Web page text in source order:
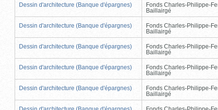
Dessin d'architecture (Banque d'épargnes)
Fonds Charles-Philippe-
Baillairgé
Dessin d'architecture (Banque d'épargnes)
Fonds Charles-Philippe-
Baillairgé
Dessin d'architecture (Banque d'épargnes)
Fonds Charles-Philippe-
Baillairgé
Dessin d'architecture (Banque d'épargnes)
Fonds Charles-Philippe-
Baillairgé
Dessin d'architecture (Banque d'épargnes)
Fonds Charles-Philippe-
Baillairgé